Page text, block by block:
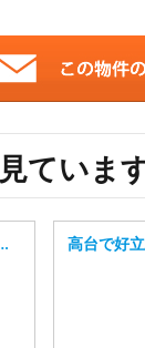
ていま
高台で好